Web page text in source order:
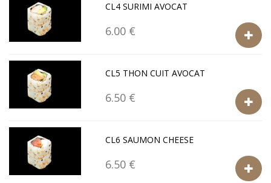
CL4 SURIMI AVOCAT
6.00 €
CL5 THON CUIT AVOCAT
6.50 €
CL6 SAUMON CHEESE
6.50 €